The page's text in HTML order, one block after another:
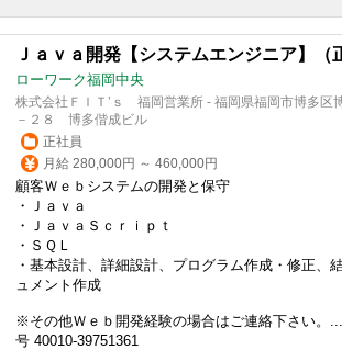
Ｊａｖａ開発【システムエンジニア】（
ローワーク福岡中央
株式会社ＦＩＴ’ｓ 福岡営業所 - 福岡県福岡市博多区
－２８ 博多偕成ビル
正社員
月給 280,000円 ～ 460,000円
顧客Ｗｅｂシステムの開発と保守
・Ｊａｖａ
・ＪａｖａＳｃｒｉｐｔ
・ＳＱＬ
・基本設計、詳細設計、プログラム作成・修正、
ュメント作成
※その他Ｗｅｂ開発経験の場合はご連絡下さい。
号 40010-39751361